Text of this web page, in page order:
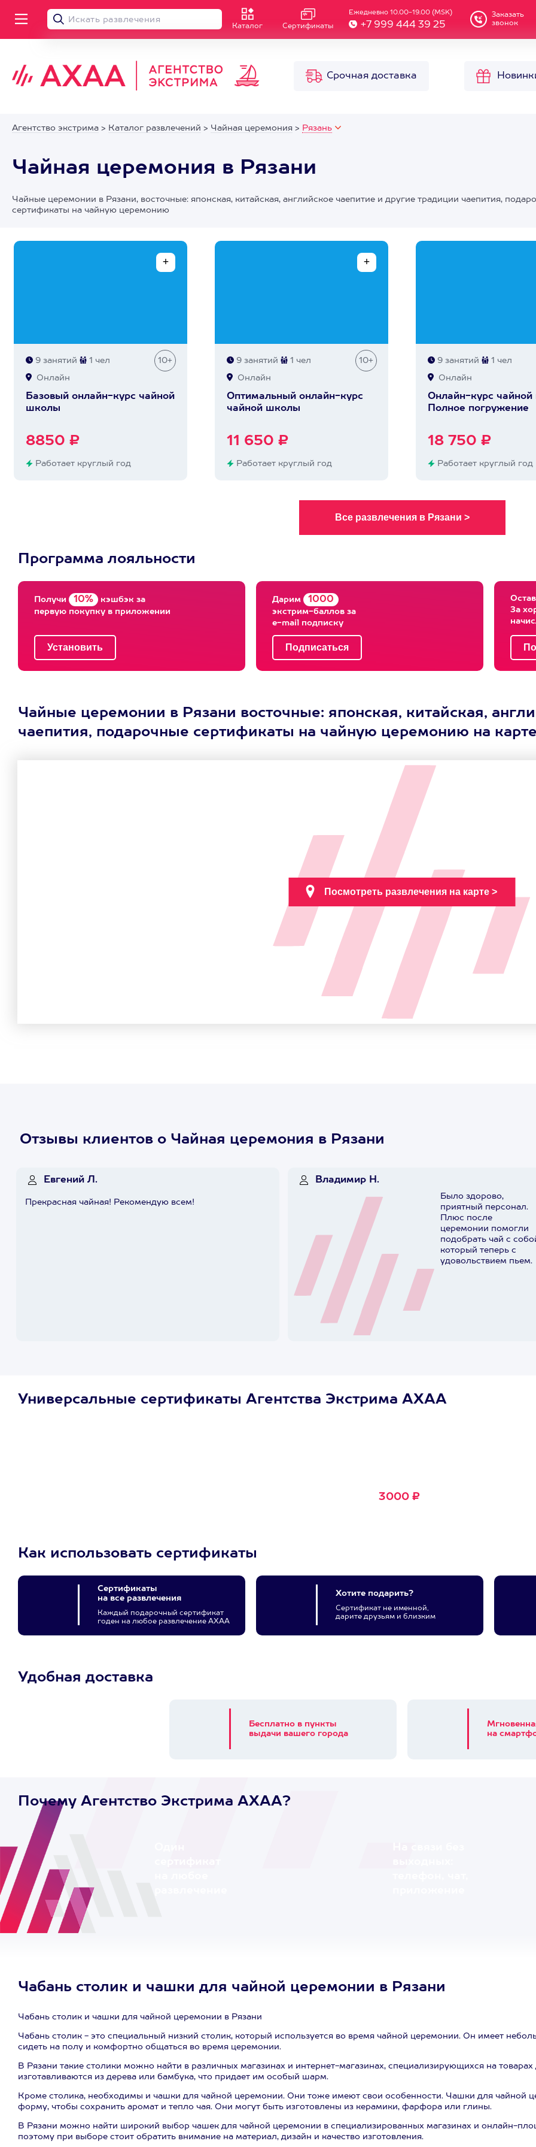
Каталог Сертификаты
Ежедневно 10.00-19.00 (MSK)
+7 999 444 39 25
Заказать
звонок
Срочная доставка
Агентство экстрима > Каталог развлечений > Чайная церемония > Рязань
Чайная церемония в Рязани
Чайные церемонии в Рязани, восточные: японская, китайская, английское чаепитие и другие традиции чаепития,
сертификаты на чайную церемонию
9 занятий 1 чел 10+
Онлайн
Базовый онлайн-курс чайной
школы
8850 ₽
Работает круглый год
9 занятий 1 чел 10+
Онлайн
Оптимальный онлайн-курс
чайной школы
11 650 ₽
Работает круглый год
9 занятий 1 чел
Онлайн
Онлайн-курс
Полное погружение
18 750 ₽
Работает круглый год
Программа лояльности
Получи 10% кэшбэк за
первую покупку в приложении
Дарим 1000
экстрим-баллов за
e-mail подписку
За
Чайные церемонии в Рязани восточные: японская, китайская,
чаепития, подарочные сертификаты на чайную церемонию на карте
Отзывы клиентов о Чайная церемония в Рязани
Евгений Л.
Прекрасная чайная! Рекомендую всем!
Владимир Н.
Было здорово,
приятный персонал.
Плюс после
церемонии помогли
подобрать чай с
который теперь с
удовольствием пьем.
Универсальные сертификаты Агентства Экстрима АХАА
3000 ₽
Как использовать сертификаты
Сертификаты
на все развлечения
Каждый подарочный сертификат
годен на любое развлечение АХАА
Хотите подарить?
Сертификат не именной,
дарите друзьям и близким
Удобная доставка
Бесплатно в пункты
выдачи вашего города
на
Почему Агентство Экстрима AXAA?
Чабань столик и чашки для чайной церемонии в Рязани
Чабань столик и чашки для чайной церемонии в Рязани
Чабань столик - это специальный низкий столик, который используется во время чайной церемонии. Он имеет
сидеть на полу и комфортно общаться во время церемонии.
В Рязани такие столики можно найти в различных магазинах и интернет-магазинах, специализирующихся на
изготавливаются из дерева или бамбука, что придает им особый шарм.
Кроме столика, необходимы и чашки для чайной церемонии. Они тоже имеют свои особенности. Чашки для чайной
форму, чтобы сохранить аромат и тепло чая. Они могут быть изготовлены из керамики, фарфора или глины.
В Рязани можно найти широкий выбор чашек для чайной церемонии в специализированных магазинах и онлайн-
поэтому при выборе стоит обратить внимание на материал, дизайн и качество изготовления.